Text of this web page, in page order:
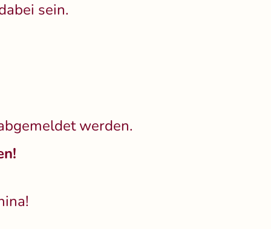
sein.
werden.